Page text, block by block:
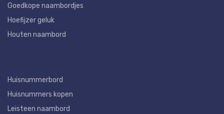
Goedkope naambordjes
Hoefijzer geluk
Houten naambord
Huisnummerbord
Huisnummers kopen
Leisteen naambord